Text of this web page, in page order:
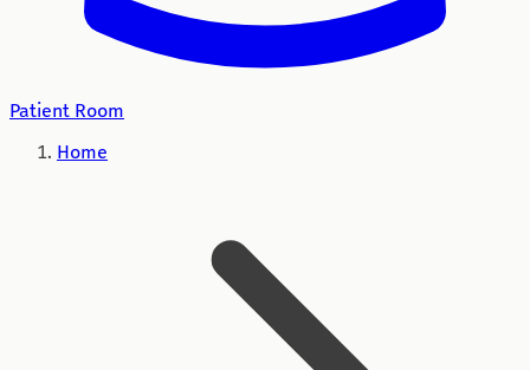
Patient Room
Home